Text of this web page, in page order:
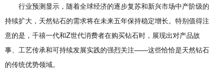
行业预测显示，随着全球经济的逐步复苏和新兴市场中产阶级的
持续扩大，天然钻石的需求将在未来五年保持稳定增长。特别值得注
意的是，千禧一代和Z世代消费者在购买钻石时，展现出对产品故
事、工艺传承和可持续发展实践的强烈关注——这些恰恰是天然钻石
的传统优势领域。